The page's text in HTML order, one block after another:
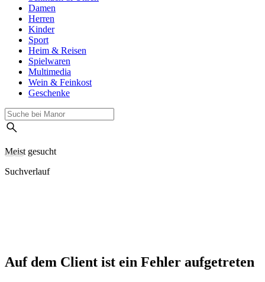
Damen
Herren
Kinder
Sport
Heim & Reisen
Spielwaren
Multimedia
Wein & Feinkost
Geschenke
Meist gesucht
Suchverlauf
Auf dem Client ist ein Fehler aufgetreten